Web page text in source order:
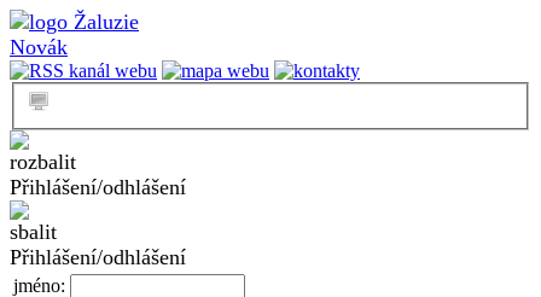
Přihlášení/odhlášení
Přihlášení/odhlášení
jméno: